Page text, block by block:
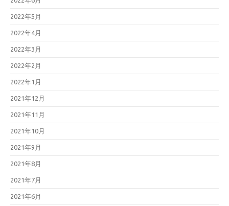
2022年5月
2022年4月
2022年3月
2022年2月
2022年1月
2021年12月
2021年11月
2021年10月
2021年9月
2021年8月
2021年7月
2021年6月